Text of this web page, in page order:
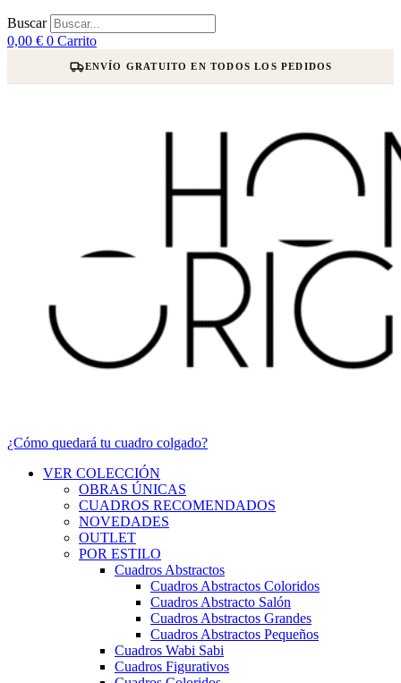
Buscar
0,00 € 0 Carrito
ENVÍO GRATUITO EN TODOS LOS PEDIDOS
¿Cómo quedará tu cuadro colgado?
VER COLECCIÓN
OBRAS ÚNICAS
CUADROS RECOMENDADOS
NOVEDADES
OUTLET
POR ESTILO
Cuadros Abstractos
Cuadros Abstractos Coloridos
Cuadros Abstracto Salón
Cuadros Abstractos Grandes
Cuadros Abstractos Pequeños
Cuadros Wabi Sabi
Cuadros Figurativos